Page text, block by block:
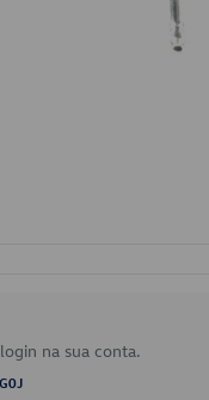
na sua conta.